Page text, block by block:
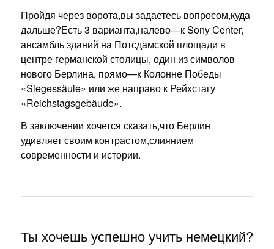
Пройдя через ворота,вы задаетесь вопросом,куда
дальше?Есть 3 варианта,налево—к Sony Center,
ансамбль зданий на Потсдамской площади в
центре германской столицы, один из символов
нового Берлина, прямо—к Колонне Победы
«Siegessäule» или же направо к Рейхстагу
«Reichstagsgebäude».
В заключении хочется сказать,что Берлин
удивляет своим контрастом,слиянием
современности и истории.
Ты хочешь успешно учить немецкий?